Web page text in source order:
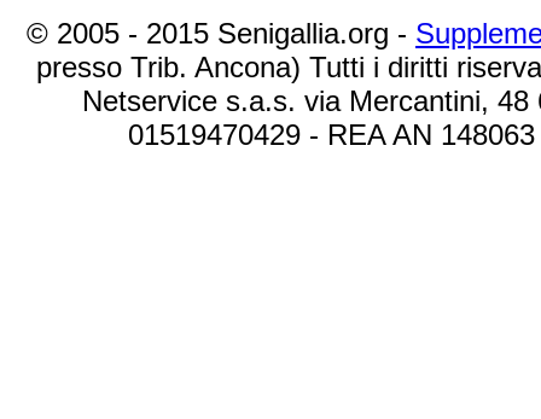
© 2005 - 2015 Senigallia.org -
presso Trib. Ancona) Tutti i diritti
Netservice s.a.s. via Mercantini,
01519470429 - REA AN